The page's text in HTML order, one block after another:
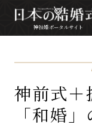
神社婚ポータルサイト
神前式＋
「和婚